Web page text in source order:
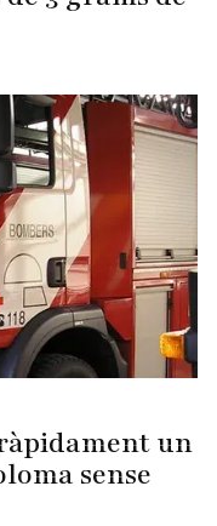
un
sense